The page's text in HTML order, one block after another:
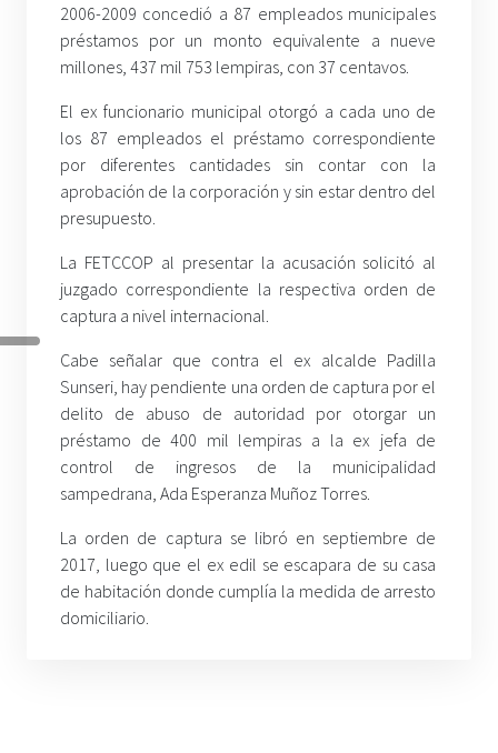
2006-2009 concedió a 87 empleados municipales
préstamos por un monto equivalente a nueve
millones, 437 mil 753 lempiras, con 37 centavos.
El ex funcionario municipal otorgó a cada uno de
los 87 empleados el préstamo correspondiente
por diferentes cantidades sin contar con la
aprobación de la corporación y sin estar dentro del
presupuesto.
La FETCCOP al presentar la acusación solicitó al
juzgado correspondiente la respectiva orden de
captura a nivel internacional.
Cabe señalar que contra el ex alcalde Padilla
Sunseri, hay pendiente una orden de captura por el
delito de abuso de autoridad por otorgar un
préstamo de 400 mil lempiras a la ex jefa de
control de ingresos de la municipalidad
sampedrana, Ada Esperanza Muñoz Torres.
La orden de captura se libró en septiembre de
2017, luego que el ex edil se escapara de su casa
de habitación donde cumplía la medida de arresto
domiciliario.